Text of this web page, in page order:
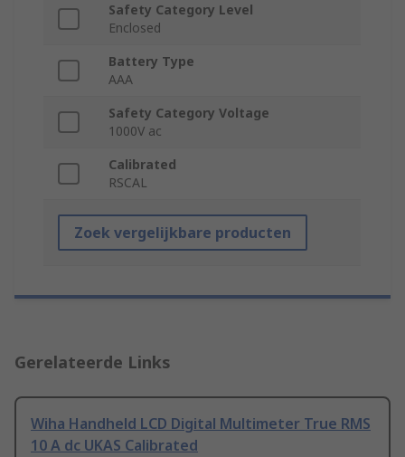
Safety Category Level
Enclosed
Battery Type
AAA
Safety Category Voltage
1000V ac
Calibrated
RSCAL
Zoek vergelijkbare producten
Gerelateerde Links
Wiha Handheld LCD Digital Multimeter True RMS
10 A dc UKAS Calibrated